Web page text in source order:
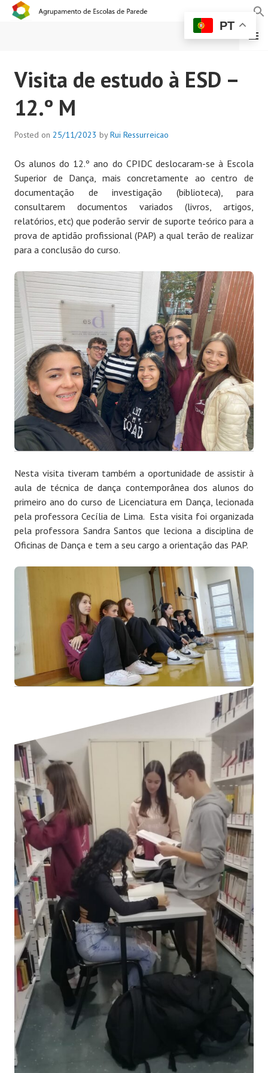
AGRUPAMENTO DE
ESCOLAS DE PAREDE
MENU
Visita de estudo à ESD –
12.º M
Posted on 25/11/2023 byRui Ressurreicao
Os alunos do 12.º ano do CPIDC deslocaram-se à Escola
Superior de Dança, mais concretamente ao centro de
documentação de investigação (biblioteca), para
consultarem documentos variados (livros, artigos,
relatórios, etc) que poderão servir de suporte teórico para a
prova de aptidão profissional (PAP) a qual terão de realizar
para a conclusão do curso.
Nesta visita tiveram também a oportunidade de assistir à
aula de técnica de dança contemporânea dos alunos do
primeiro ano do curso de Licenciatura em Dança, lecionada
pela professora Cecília de Lima. Esta visita foi organizada
pela professora Sandra Santos que leciona a disciplina de
Oficinas de Dança e tem a seu cargo a orientação das PAP.
PT